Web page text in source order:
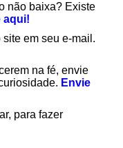
não baixa? Existe
aqui!
em seu e-mail.
na fé, envie
Envie
para fazer